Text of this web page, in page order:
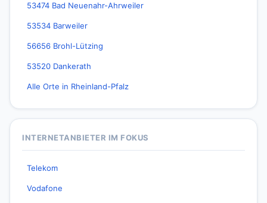
53474 Bad Neuenahr-Ahrweiler
53534 Barweiler
56656 Brohl-Lützing
53520 Dankerath
Alle Orte in Rheinland-Pfalz
INTERNETANBIETER IM FOKUS
Telekom
Vodafone